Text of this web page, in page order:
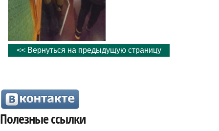
<< Вернуться на предыдущую страницу
Полезные ссылки